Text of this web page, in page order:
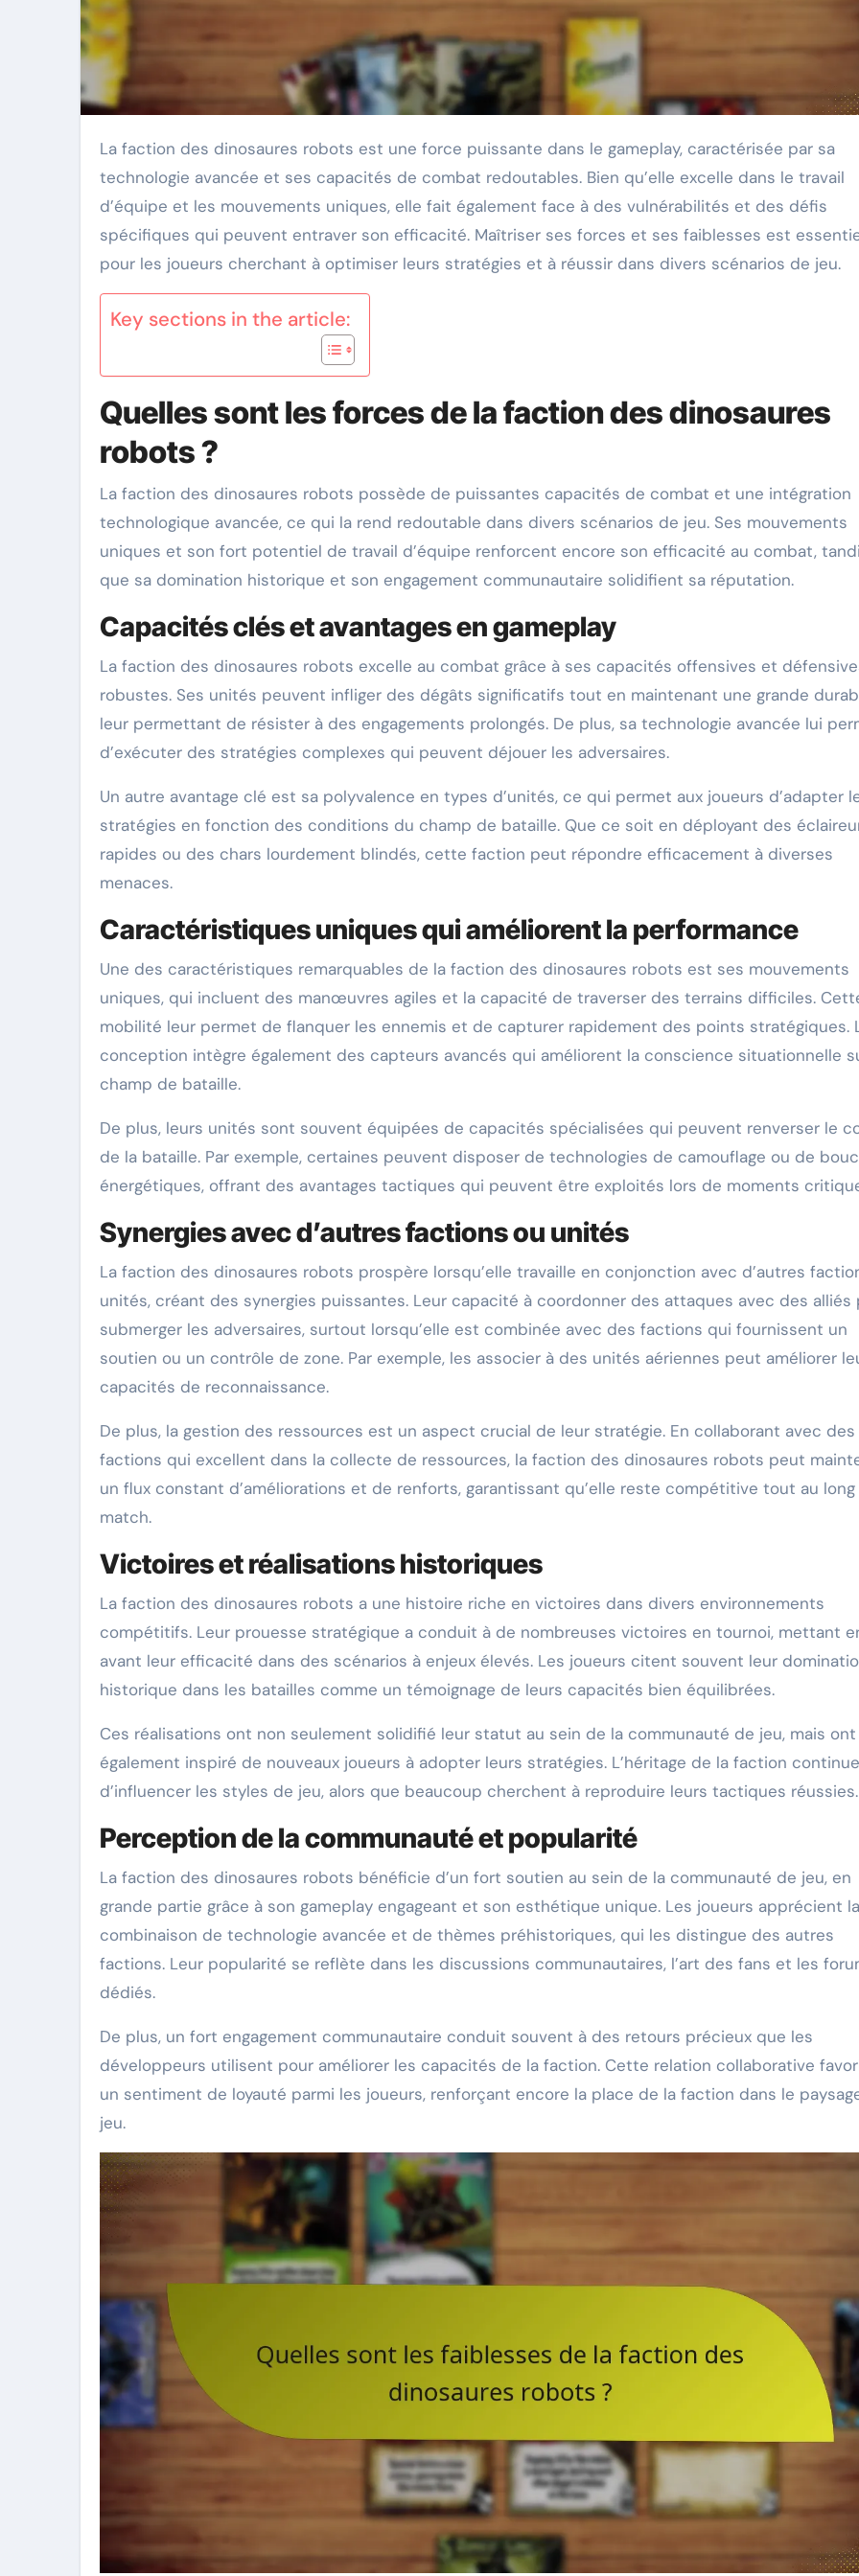
La faction des dinosaures robots est une force puissante dans le gameplay, caractérisée par sa
technologie avancée et ses capacités de combat redoutables. Bien qu’elle excelle dans le travail
d’équipe et les mouvements uniques, elle fait également face à des vulnérabilités et des défis
spécifiques qui peuvent entraver son efficacité. Maîtriser ses forces et ses faiblesses est
pour les joueurs cherchant à optimiser leurs stratégies et à réussir dans divers scénarios de jeu.
Key sections in the article:
Quelles sont les forces de la faction des dinosaures
robots ?
La faction des dinosaures robots possède de puissantes capacités de combat et une intégration
technologique avancée, ce qui la rend redoutable dans divers scénarios de jeu. Ses mouvements
uniques et son fort potentiel de travail d’équipe renforcent encore son efficacité au combat,
que sa domination historique et son engagement communautaire solidifient sa réputation.
Capacités clés et avantages en gameplay
La faction des dinosaures robots excelle au combat grâce à ses capacités offensives et
robustes. Ses unités peuvent infliger des dégâts significatifs tout en maintenant une grande
leur permettant de résister à des engagements prolongés. De plus, sa technologie avancée lui
d’exécuter des stratégies complexes qui peuvent déjouer les adversaires.
Un autre avantage clé est sa polyvalence en types d’unités, ce qui permet aux joueurs d’adapter
stratégies en fonction des conditions du champ de bataille. Que ce soit en déployant des
rapides ou des chars lourdement blindés, cette faction peut répondre efficacement à diverses
menaces.
Caractéristiques uniques qui améliorent la performance
Une des caractéristiques remarquables de la faction des dinosaures robots est ses mouvements
uniques, qui incluent des manœuvres agiles et la capacité de traverser des terrains difficiles.
mobilité leur permet de flanquer les ennemis et de capturer rapidement des points stratégiques.
conception intègre également des capteurs avancés qui améliorent la conscience situationnelle
champ de bataille.
De plus, leurs unités sont souvent équipées de capacités spécialisées qui peuvent renverser le
de la bataille. Par exemple, certaines peuvent disposer de technologies de camouflage ou de
énergétiques, offrant des avantages tactiques qui peuvent être exploités lors de moments
Synergies avec d’autres factions ou unités
La faction des dinosaures robots prospère lorsqu’elle travaille en conjonction avec d’autres
unités, créant des synergies puissantes. Leur capacité à coordonner des attaques avec des alliés
submerger les adversaires, surtout lorsqu’elle est combinée avec des factions qui fournissent un
soutien ou un contrôle de zone. Par exemple, les associer à des unités aériennes peut améliorer
capacités de reconnaissance.
De plus, la gestion des ressources est un aspect crucial de leur stratégie. En collaborant avec des
factions qui excellent dans la collecte de ressources, la faction des dinosaures robots peut
un flux constant d’améliorations et de renforts, garantissant qu’elle reste compétitive tout au long
match.
Victoires et réalisations historiques
La faction des dinosaures robots a une histoire riche en victoires dans divers environnements
compétitifs. Leur prouesse stratégique a conduit à de nombreuses victoires en tournoi, mettant
avant leur efficacité dans des scénarios à enjeux élevés. Les joueurs citent souvent leur
historique dans les batailles comme un témoignage de leurs capacités bien équilibrées.
Ces réalisations ont non seulement solidifié leur statut au sein de la communauté de jeu, mais ont
également inspiré de nouveaux joueurs à adopter leurs stratégies. L’héritage de la faction continue
d’influencer les styles de jeu, alors que beaucoup cherchent à reproduire leurs tactiques réussies.
Perception de la communauté et popularité
La faction des dinosaures robots bénéficie d’un fort soutien au sein de la communauté de jeu, en
grande partie grâce à son gameplay engageant et son esthétique unique. Les joueurs apprécient la
combinaison de technologie avancée et de thèmes préhistoriques, qui les distingue des autres
factions. Leur popularité se reflète dans les discussions communautaires, l’art des fans et les
dédiés.
De plus, un fort engagement communautaire conduit souvent à des retours précieux que les
développeurs utilisent pour améliorer les capacités de la faction. Cette relation collaborative
un sentiment de loyauté parmi les joueurs, renforçant encore la place de la faction dans le
jeu.